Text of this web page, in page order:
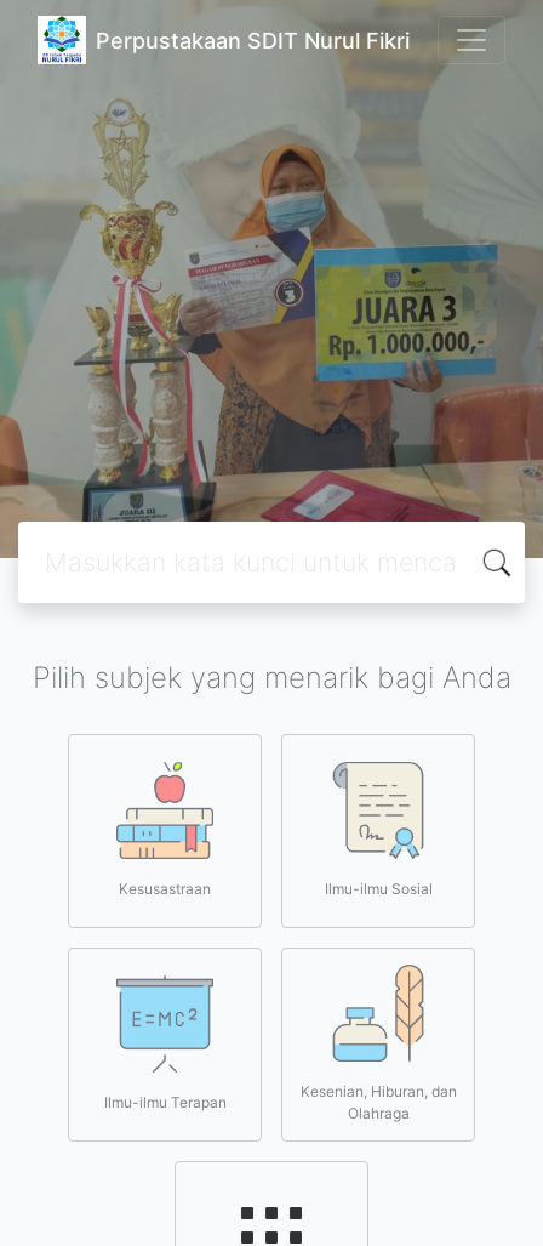
Perpustakaan SDIT Nurul Fikri
Pilih subjek yang menarik bagi Anda
Kesusastraan Ilmu-ilmu Sosial
Ilmu-ilmu Terapan
Kesenian, Hiburan, dan
Olahraga